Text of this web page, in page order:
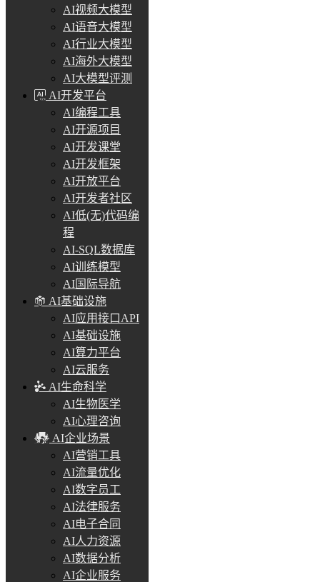
AI视频大模型
AI语音大模型
AI行业大模型
AI海外大模型
AI大模型评测
AI开发平台
AI编程工具
AI开源项目
AI开发课堂
AI开发框架
AI开放平台
AI开发者社区
AI低(无)代码编
程
AI-SQL数据库
AI训练模型
AI国际导航
AI基础设施
AI应用接口API
AI基础设施
AI算力平台
AI云服务
AI生命科学
AI生物医学
AI心理咨询
AI企业场景
AI营销工具
AI流量优化
AI数字员工
AI法律服务
AI电子合同
AI人力资源
AI数据分析
AI企业服务